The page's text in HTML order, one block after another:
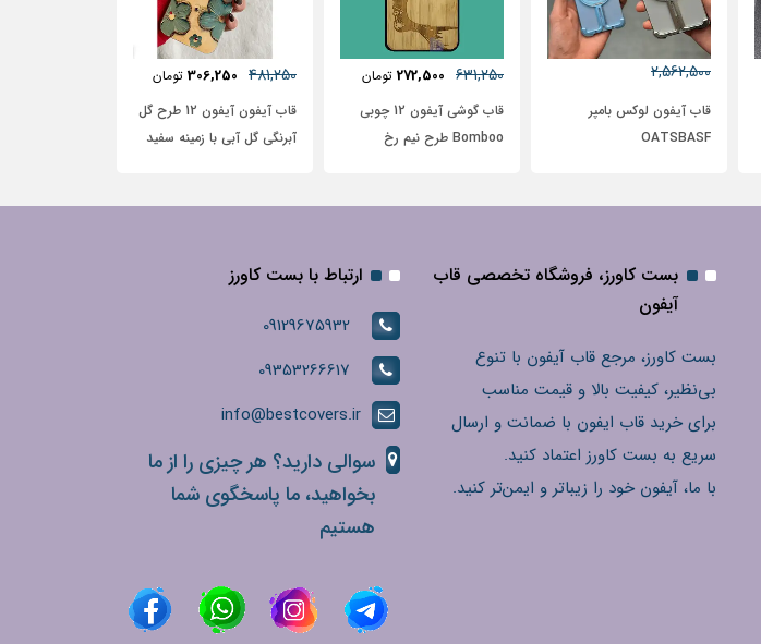
2,562,500
2,950,000 تومان
قاب آیفون لوکس بامپر
OATSBASF
631,250
272,500 تومان
قاب گوشی آیفون 12 چوبی
Bomboo طرح نیم رخ
481,250
306,250 تومان
قاب آیفون آیفون 12 طرح گل
آبرنگی گل آبی با زمینه سفید
بست کاورز، فروشگاه تخصصی قاب
آیفون
بست کاورز، مرجع قاب آیفون با تنوع
بی‌نظیر، کیفیت بالا و قیمت مناسب
برای خرید قاب ایفون با ضمانت و ارسال
سریع به بست کاورز اعتماد کنید.
با ما، آیفون خود را زیباتر و ایمن‌تر کنید.
ارتباط با بست کاورز
09129675932
09353266617
info@bestcovers.ir
سوالی دارید؟ هر چیزی را از ما
بخواهید، ما پاسخگوی شما
هستیم